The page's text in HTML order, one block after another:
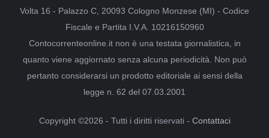
Volta 16 - Palazzo C, 20093 Cologno Monzese (MI) - Codice
Fiscale e Partita I.V.A. 10216150960
Contocorrenteonline.it non è una testata giornalistica, in
quanto viene aggiornato senza alcuna periodicità. Non può
pertanto considerarsi un prodotto editoriale ai sensi della
legge n. 62 del 07.03.2001
Copyright ©2026 - Tutti i diritti riservati - Contattaci